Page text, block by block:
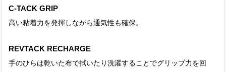
C-TACK GRIP
高い粘着力を発揮しながら通気性も確保。
REVTACK RECHARGE
手のひらは乾いた布で拭いたり洗濯することでグリップ力を回